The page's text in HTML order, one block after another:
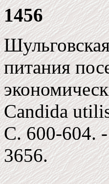
1456
питания
Candida
C. 600-604.
3656.